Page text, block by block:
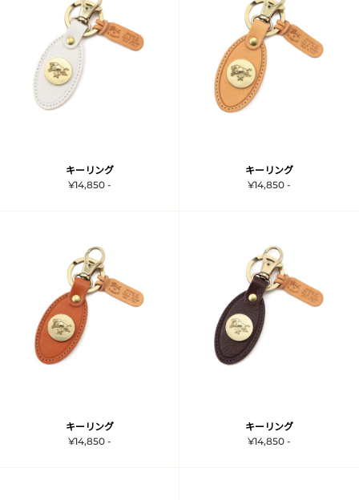
キーリング
¥14,850 -
キーリング
¥14,850 -
キーリング
¥14,850 -
キーリング
¥14,850 -